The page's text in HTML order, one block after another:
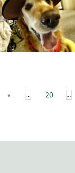
« ... 20 ...